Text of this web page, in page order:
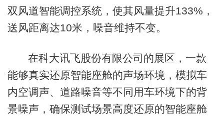
双风道智能调控系统，使其风量提升133%，
送风距离达10米，噪音维持不变。
在科大讯飞股份有限公司的展区，一款
能够真实还原智能座舱的声场环境，模拟车
内空调声、道路噪音等不同用车环境下的背
景噪声，确保测试场景高度还原的智能座舱